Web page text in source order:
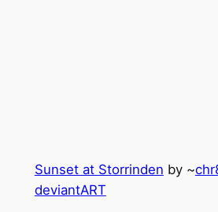
Sunset at Storrinden by ~
deviantART